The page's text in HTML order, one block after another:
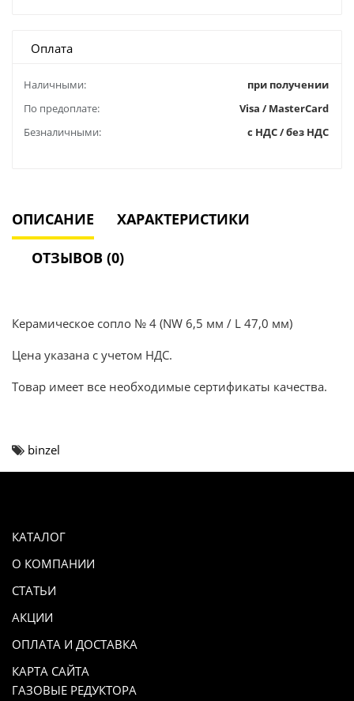
Оплата
Наличными:
при получении
По предоплате:
Visa / MasterCard
Безналичными:
с НДС / без НДС
ОПИСАНИЕ ХАРАКТЕРИСТИКИ
ОТЗЫВОВ (0)
Керамическое сопло № 4 (NW 6,5 мм / L 47,0 мм)
Цена указана с учетом НДС.
Товар имеет все необходимые сертификаты качества.
binzel
КАТАЛОГ
О КОМПАНИИ
СТАТЬИ
АКЦИИ
ОПЛАТА И ДОСТАВКА
КАРТА САЙТА
ГАЗОВЫЕ РЕДУКТОРА